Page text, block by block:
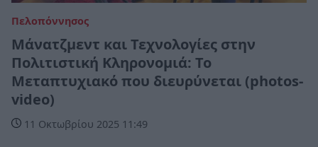
Πελοπόννησος
Μάνατζμεντ και Τεχνολογίες στην
Πολιτιστική Κληρονομιά: Το
Μεταπτυχιακό που διευρύνεται (photos-
video)
11 Οκτωβρίου 2025 11:49